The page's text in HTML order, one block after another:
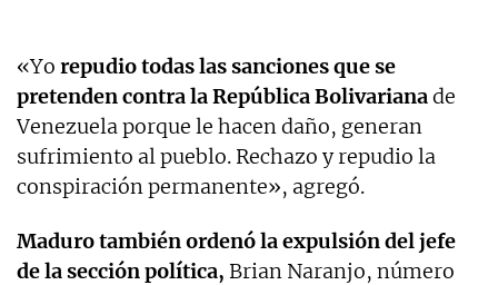
«Yo repudio todas las sanciones que se
pretenden contra la República Bolivarianade
Venezuela porque le hacen daño, generan
sufrimiento al pueblo. Rechazo y repudio la
conspiración permanente», agregó.
Maduro también ordenó la expulsión del jefe
de la sección política, Brian Naranjo, número